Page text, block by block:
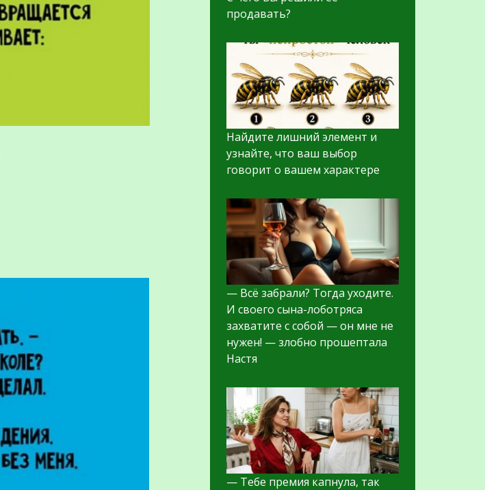
продавать?
Найдите лишний элемент и
узнайте, что ваш выбор
говорит о вашем характере
— Всё забрали? Тогда уходите.
И своего сына-лоботряса
захватите с собой — он мне не
нужен! — злобно прошептала
Настя
— Тебе премия капнула, так